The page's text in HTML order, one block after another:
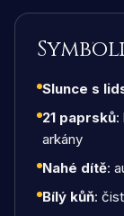
Slunce s
21 paprsků:
arkány
Nahé dítě:
Bílý kůň: